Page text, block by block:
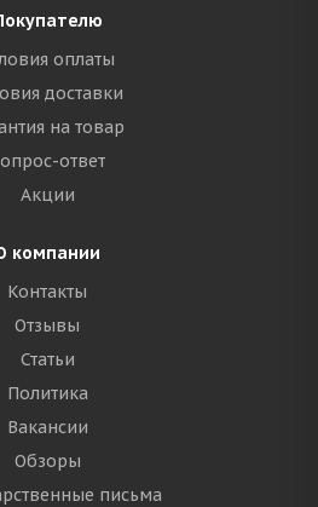
оплаты
доставки
на товар
ответ
Акции
компании
Контакты
Отзывы
Статьи
Политика
Вакансии
Обзоры
письма